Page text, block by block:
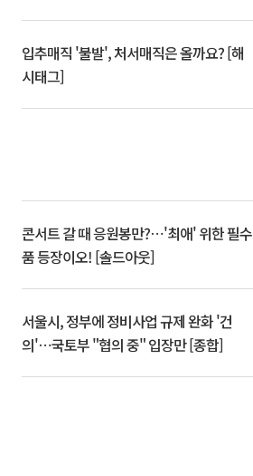
입추매직 '불발', 처서매직은 올까요? [해
시태그]
콘서트 갈 때 응원봉만?⋯'최애' 위한 필수
품 등장이오! [솔드아웃]
서울시, 정부에 정비사업 규제 완화 '건
의'⋯국토부 "협의 중" 입장만 [종합]